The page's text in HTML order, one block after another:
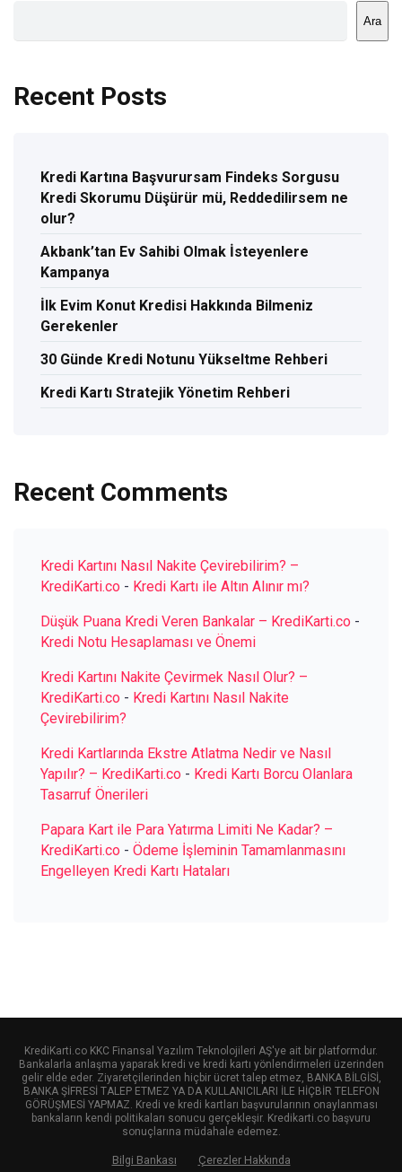
Ara
Recent Posts
Kredi Kartına Başvurursam Findeks Sorgusu
Kredi Skorumu Düşürür mü, Reddedilirsem ne
olur?
Akbank’tan Ev Sahibi Olmak İsteyenlere
Kampanya
İlk Evim Konut Kredisi Hakkında Bilmeniz
Gerekenler
30 Günde Kredi Notunu Yükseltme Rehberi
Kredi Kartı Stratejik Yönetim Rehberi
Recent Comments
Kredi Kartını Nasıl Nakite Çevirebilirim? –
KrediKarti.co - Kredi Kartı ile Altın Alınır mı?
Düşük Puana Kredi Veren Bankalar – KrediKarti.co -
Kredi Notu Hesaplaması ve Önemi
Kredi Kartını Nakite Çevirmek Nasıl Olur? –
KrediKarti.co - Kredi Kartını Nasıl Nakite
Çevirebilirim?
Kredi Kartlarında Ekstre Atlatma Nedir ve Nasıl
Yapılır? – KrediKarti.co - Kredi Kartı Borcu Olanlara
Tasarruf Önerileri
Papara Kart ile Para Yatırma Limiti Ne Kadar? –
KrediKarti.co - Ödeme İşleminin Tamamlanmasını
Engelleyen Kredi Kartı Hataları
KrediKarti.co KKC Finansal Yazılım Teknolojileri AŞ'ye ait bir platformdur.
Bankalarla anlaşma yaparak kredi ve kredi kartı yönlendirmeleri üzerinden
gelir elde eder. Ziyaretçilerinden hiçbir ücret talep etmez, BANKA BİLGİSİ,
BANKA ŞİFRESİ TALEP ETMEZ YA DA KULLANICILARI İLE HİÇBİR TELEFON
GÖRÜŞMESİ YAPMAZ. Kredi ve kredi kartları başvurularının onaylanması
bankaların kendi politikaları sonucu gerçekleşir. Kredikarti.co başvuru
sonuçlarına müdahale edemez.
Bilgi Bankası Çerezler Hakkında